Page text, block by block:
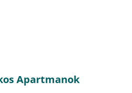
Apartmanok